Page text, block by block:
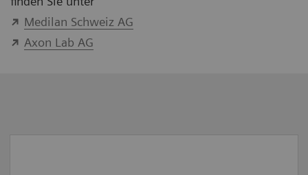
Medilan Schweiz AG
Axon Lab AG